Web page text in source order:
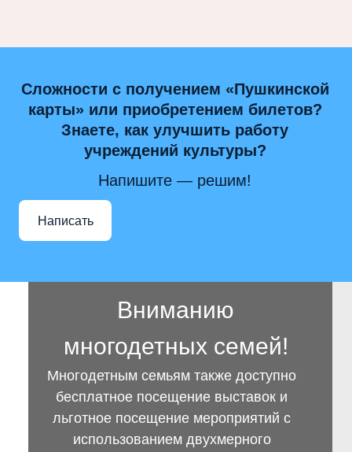
Сложности с получением «Пушкинской
карты» или приобретением билетов?
Знаете, как улучшить работу
учреждений культуры?
Напишите — решим!
Написать
Вниманию
многодетных семей!
Многодетным семьям также доступно
бесплатное посещение выставок и
льготное посещение мероприятий с
использованием двухмерного